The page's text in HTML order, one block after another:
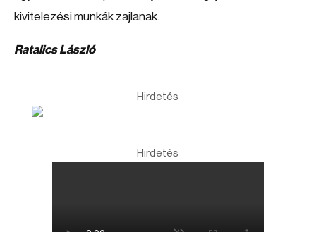
kivitelezési munkák zajlanak.
Ratalics László
Hirdetés
Hirdetés